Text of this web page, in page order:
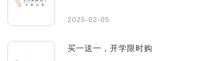
2025-02-05
买一送一，开学限时购